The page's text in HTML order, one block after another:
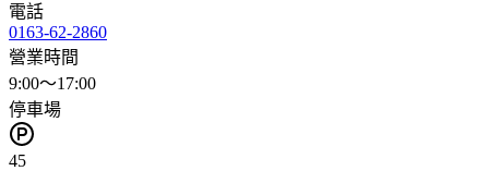
電話
0163-62-2860
營業時間
9:00～17:00
停車場
45